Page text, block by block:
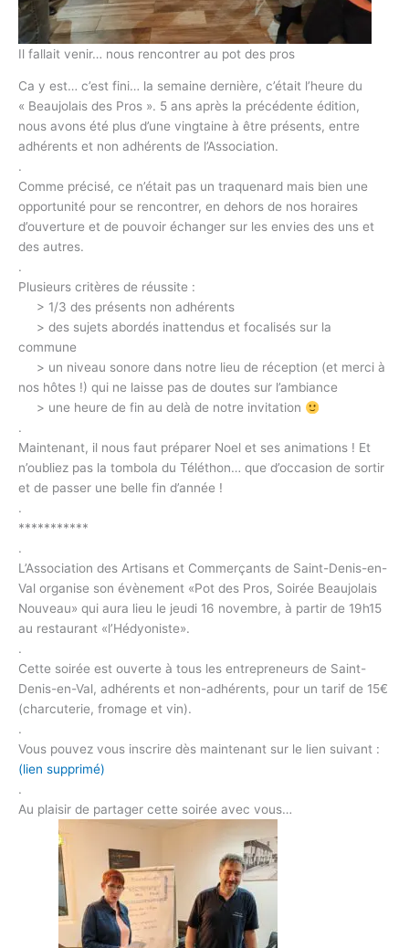
Il fallait venir… nous rencontrer au pot des pros
Ca y est… c’est fini… la semaine dernière, c’était l’heure du
« Beaujolais des Pros ». 5 ans après la précédente édition,
nous avons été plus d’une vingtaine à être présents, entre
adhérents et non adhérents de l’Association.
.
Comme précisé, ce n’était pas un traquenard mais bien une
opportunité pour se rencontrer, en dehors de nos horaires
d’ouverture et de pouvoir échanger sur les envies des uns et
des autres.
.
Plusieurs critères de réussite :
> 1/3 des présents non adhérents
> des sujets abordés inattendus et focalisés sur la
commune
> un niveau sonore dans notre lieu de réception (et merci à
nos hôtes !) qui ne laisse pas de doutes sur l’ambiance
> une heure de fin au delà de notre invitation
.
Maintenant, il nous faut préparer Noel et ses animations ! Et
n’oubliez pas la tombola du Téléthon… que d’occasion de sortir
et de passer une belle fin d’année !
.
***********
.
L’Association des Artisans et Commerçants de Saint-Denis-en-
Val organise son évènement «Pot des Pros, Soirée Beaujolais
Nouveau» qui aura lieu le jeudi 16 novembre, à partir de 19h15
au restaurant «l’Hédyoniste».
.
Cette soirée est ouverte à tous les entrepreneurs de Saint-
Denis-en-Val, adhérents et non-adhérents, pour un tarif de 15€
(charcuterie, fromage et vin).
.
Vous pouvez vous inscrire dès maintenant sur le lien suivant :
(lien supprimé)
.
Au plaisir de partager cette soirée avec vous…